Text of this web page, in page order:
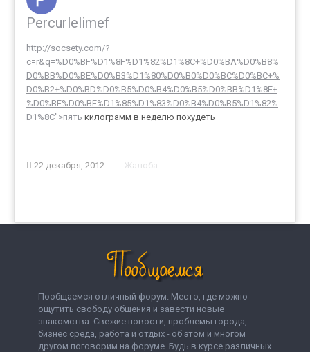
Percurlelimef
http://socsety.com/?
c=r&q=%D0%BF%D1%8F%D1%82%D1%8C+%D0%BA%D0%B8%
D0%BB%D0%BE%D0%B3%D1%80%D0%B0%D0%BC%D0%BC+%
D0%B2+%D0%BD%D0%B5%D0%B4%D0%B5%D0%BB%D1%8E+
%D0%BF%D0%BE%D1%85%D1%83%D0%B4%D0%B5%D1%82%
D1%8C">пять килограмм в неделю похудеть
22 декабря, 2012 Жалоба
Пообщаемся отличный форум. Место, где можно
ощутить свободу общения и завести новые
знакомства. Свежие новости, проблемы города,
бизнес среда, работа и отдых - об этом и многом
другом поговорим на форуме. Будь в курсе различных